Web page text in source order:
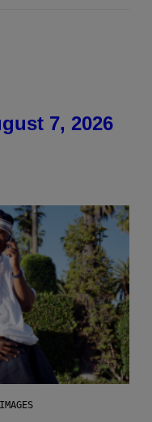
7, 2026